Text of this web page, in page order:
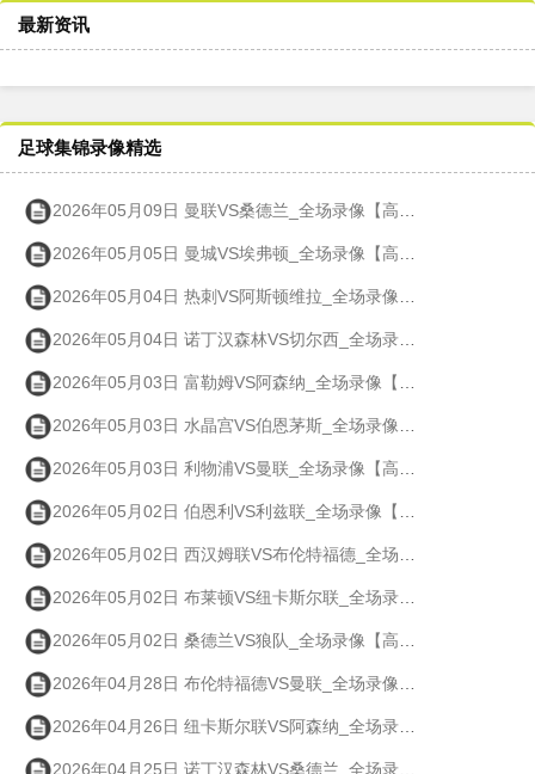
最新资讯
足球集锦录像精选
2026年05月09日 曼联VS桑德兰_全场录像【高清回放】
2026年05月05日 曼城VS埃弗顿_全场录像【高清回放】
2026年05月04日 热刺VS阿斯顿维拉_全场录像【高清回放】
2026年05月04日 诺丁汉森林VS切尔西_全场录像【高清回放】
2026年05月03日 富勒姆VS阿森纳_全场录像【高清回放】
2026年05月03日 水晶宫VS伯恩茅斯_全场录像【高清回放】
2026年05月03日 利物浦VS曼联_全场录像【高清回放】
2026年05月02日 伯恩利VS利兹联_全场录像【高清回放】
2026年05月02日 西汉姆联VS布伦特福德_全场录像【高清回放】
2026年05月02日 布莱顿VS纽卡斯尔联_全场录像【高清回放】
2026年05月02日 桑德兰VS狼队_全场录像【高清回放】
2026年04月28日 布伦特福德VS曼联_全场录像【高清回放】
2026年04月26日 纽卡斯尔联VS阿森纳_全场录像【高清回放】
2026年04月25日 诺丁汉森林VS桑德兰_全场录像【高清回放】